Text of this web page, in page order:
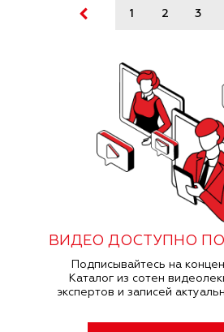
1 2 3
ВИДЕО ДОСТУПНО
Подписывайтесь на
Каталог из сотен
экспертов и записей